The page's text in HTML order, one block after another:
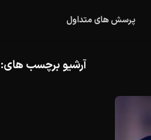
پرسش های متداول
آرشیو برچسب های: